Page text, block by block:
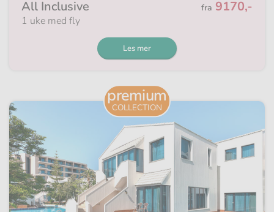
All Inclusive Fra
fra 9170,-
1 uke med fly
Les mer
premium
COLLECTION